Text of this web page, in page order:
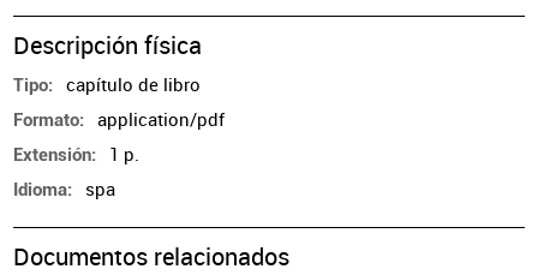
Descripción física
Tipo capítulo de libro
Formato application/pdf
Extensión 1 p.
Idioma spa
Documentos relacionados